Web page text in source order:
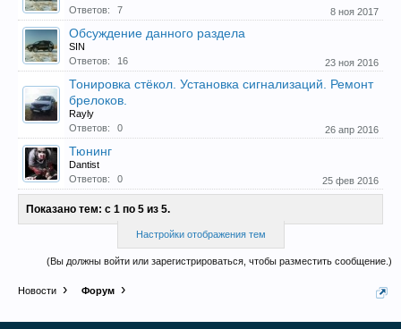
Ответов:
7 8 ноя 2017
Обсуждение данного раздела
SIN
Ответов:
16 23 ноя 2016
Тонировка стёкол. Установка сигнализаций. Ремонт
брелоков.
Rayly
Ответов:
0 26 апр 2016
Тюнинг
Dantist
Ответов:
0 25 фев 2016
Показано тем: с 1 по 5 из 5.
Настройки отображения тем
(Вы должны войти или зарегистрироваться, чтобы разместить сообщение.)
Новости Форум